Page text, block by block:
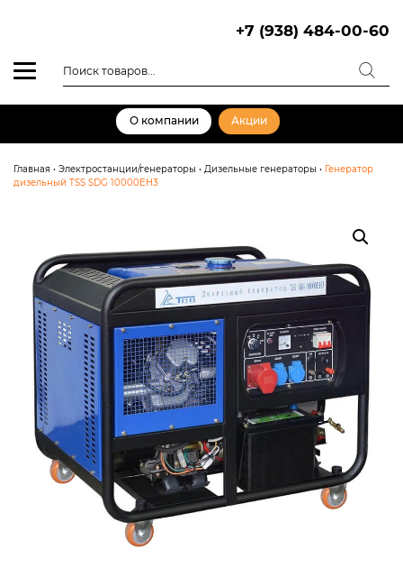
+7 (938) 484-00-60
товаров
О компании Акции
Главная • Электростанции/генераторы • Дизельные генераторы • Генератор
дизельный TSS SDG 10000EH3